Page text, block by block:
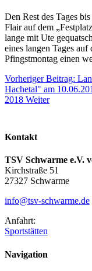
Den Rest des Tages
Flair auf dem
lange mit Ute
eines langen Tages
Pfingstmontag einen
Vorheriger Beitrag:
Hachetal" am
2018 Weiter
Kontakt
TSV Schwarme e.V.
Kirchstraße 51
27327 Schwarme
info@tsv-schwarme.de
Anfahrt:
Sportstätten
Navigation